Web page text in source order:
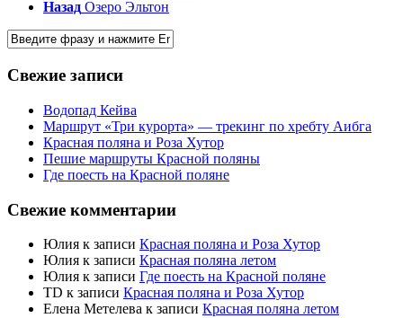
Назад Озеро Эльтон
Свежие записи
Водопад Кейва
Маршрут «Три курорта» — трекинг по хребту Аибга
Красная поляна и Роза Хутор
Пешие маршруты Красной поляны
Где поесть на Красной поляне
Свежие комментарии
Юлия к записи Красная поляна и Роза Хутор
Юлия к записи Красная поляна летом
Юлия к записи Где поесть на Красной поляне
TD к записи Красная поляна и Роза Хутор
Елена Метелева к записи Красная поляна летом